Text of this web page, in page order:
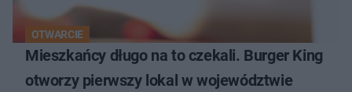
OTWARCIE
Mieszkańcy długo na to czekali. Burger King
otworzy pierwszy lokal w województwie